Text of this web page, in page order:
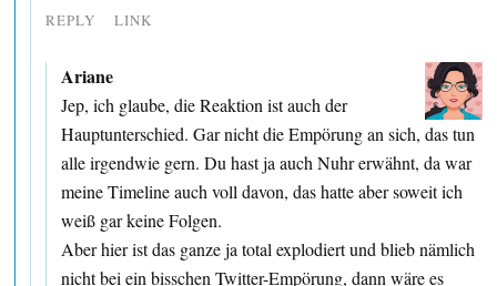
REPLY LINK
Ariane
Jep, ich glaube, die Reaktion ist auch der
Hauptunterschied. Gar nicht die Empörung an sich, das tun
alle irgendwie gern. Du hast ja auch Nuhr erwähnt, da war
meine Timeline auch voll davon, das hatte aber soweit ich
weiß gar keine Folgen.
Aber hier ist das ganze ja total explodiert und blieb nämlich
nicht bei ein bisschen Twitter-Empörung, dann wäre es